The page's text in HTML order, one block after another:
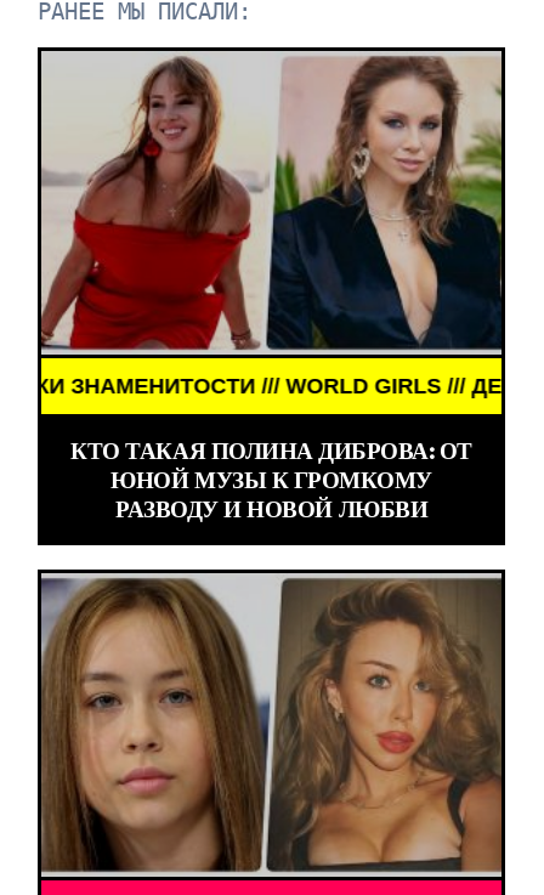
РАНЕЕ МЫ ПИСАЛИ:
ЗНАМЕНИТОСТИ /// WORLD GIRLS ///
КТО ТАКАЯ ПОЛИНА ДИБРОВА: ОТ
ЮНОЙ МУЗЫ К ГРОМКОМУ
РАЗВОДУ И НОВОЙ ЛЮБВИ